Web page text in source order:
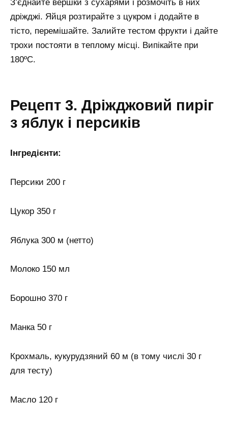
З’єднайте вершки з сухарями і розмочіть в них
дріжджі. Яйця розтирайте з цукром і додайте в
тісто, перемішайте. Залийте тестом фрукти і дайте
трохи постояти в теплому місці. Випікайте при
180ºϹ.
Рецепт 3. Дріжджовий пиріг
з яблук і персиків
Інгредієнти:
Персики 200 г
Цукор 350 г
Яблука 300 м (нетто)
Молоко 150 мл
Борошно 370 г
Манка 50 г
Крохмаль, кукурудзяний 60 м (в тому числі 30 г
для тесту)
Масло 120 г